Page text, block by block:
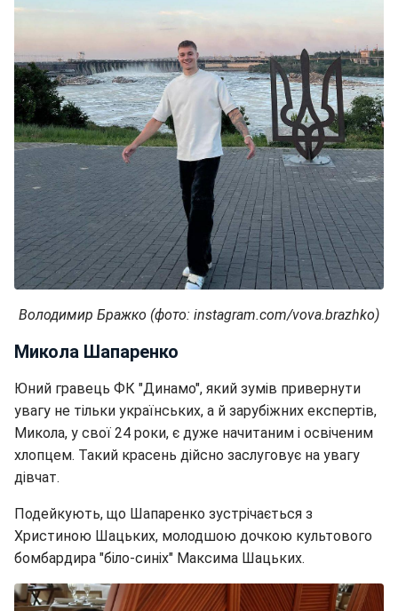
Володимир Бражко (фото: instagram.com/vova.brazhko)
Микола Шапаренко
Юний гравець ФК "Динамо", який зумів привернути
увагу не тільки українських, а й зарубіжних експертів,
Микола, у свої 24 роки, є дуже начитаним і освіченим
хлопцем. Такий красень дійсно заслуговує на увагу
дівчат.
Подейкують, що Шапаренко зустрічається з
Христиною Шацьких, молодшою дочкою культового
бомбардира "біло-синіх" Максима Шацьких.